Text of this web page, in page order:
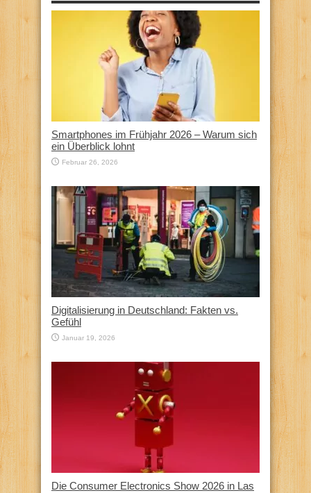
Smartphones im Frühjahr 2026 – Warum sich
ein Überblick lohnt
Februar 26, 2026
Digitalisierung in Deutschland: Fakten vs.
Gefühl
Januar 19, 2026
Die Consumer Electronics Show 2026 in Las